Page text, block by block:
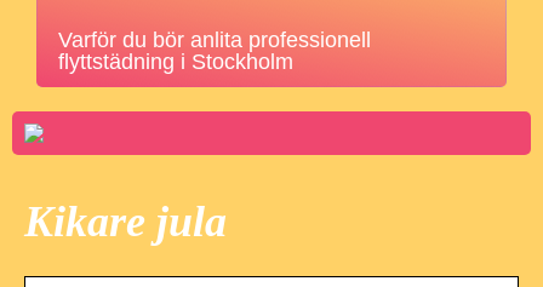
Varför du bör anlita professionell
flyttstädning i Stockholm
Kikare jula